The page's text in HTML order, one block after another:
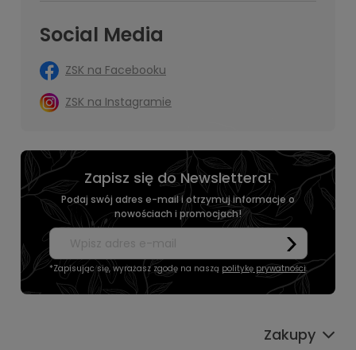
Social Media
ZSK na Facebooku
ZSK na Instagramie
Zapisz się do Newslettera!
Podaj swój adres e-mail i otrzymuj informacje o
nowościach i promocjach!
*Zapisując się, wyrażasz zgodę na naszą politykę prywatności.
Zakupy